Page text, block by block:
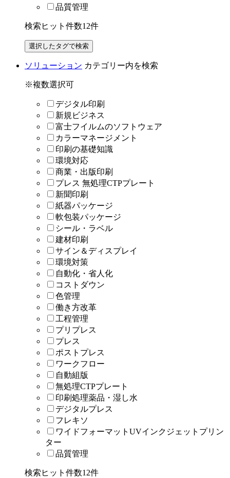
品質管理
検索ヒット件数12件
ソリューション カテゴリー内を検索
※複数選択可
デジタル印刷
新規ビジネス
富士フイルムのソフトウェア
カラーマネージメント
印刷の基礎知識
環境対応
商業・出版印刷
プレス 無処理CTPプレート
新聞印刷
紙器パッケージ
軟包装パッケージ
シール・ラベル
建材印刷
サイン＆ディスプレイ
環境対策
自動化・省人化
コストダウン
色管理
働き方改革
工程管理
プリプレス
プレス
ポストプレス
ワークフロー
自動組版
無処理CTPプレート
印刷処理薬品・湿し水
デジタルプレス
フレキソ
ワイドフォーマットUVインクジェットプリン
ター
品質管理
検索ヒット件数12件